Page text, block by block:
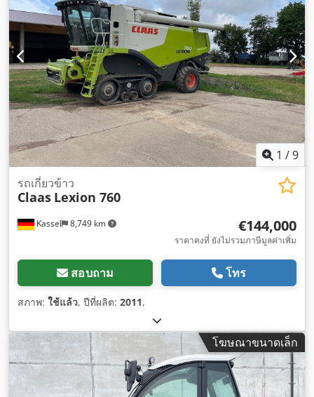
1 /9
Kassel 8,749 km
รถเกี่ยวข้าว
Claas Lexion 760
€144,000
ราคาคงที่ ยังไม่รวมภาษีมูลค่าเพิ่ม
สอบถาม โทร
สภาพ: ใช้แล้ว, ปีที่ผลิต: 2011,
โฆษณาขนาดเล็ก